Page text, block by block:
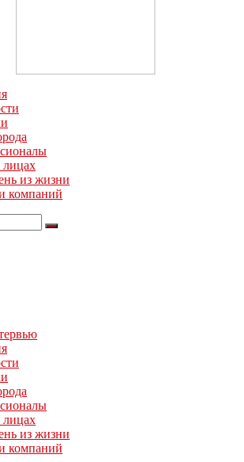
лицах
из жизни
компаний
лицах
из жизни
компаний